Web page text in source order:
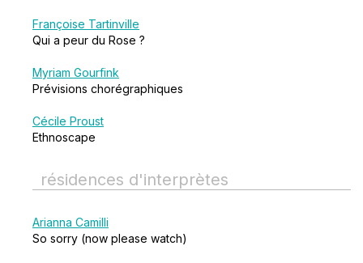
Françoise Tartinville
Qui a peur du Rose ?
Myriam Gourfink
Prévisions chorégraphiques
Cécile Proust
Ethnoscape
résidences d'interprètes
Arianna Camilli
So sorry (now please watch)